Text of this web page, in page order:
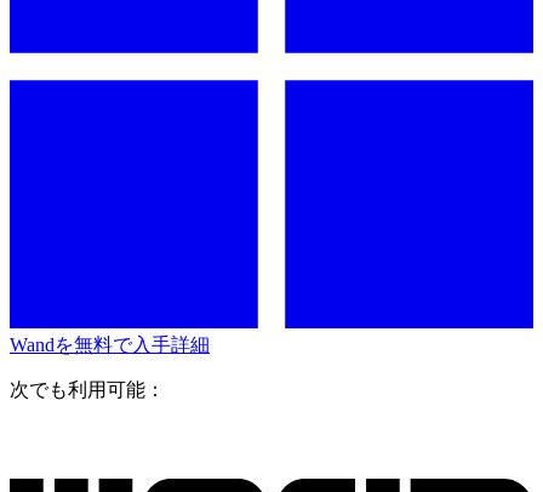
Wandを無料で入手詳細
次でも利用可能：